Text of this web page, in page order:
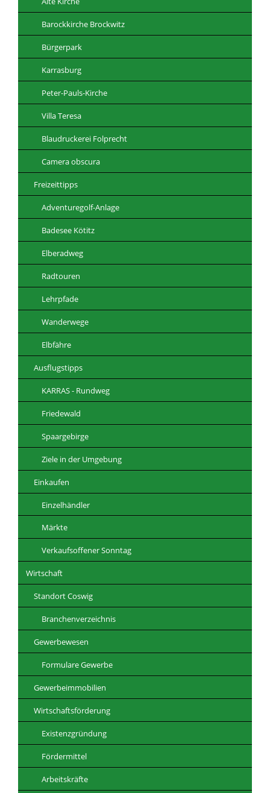
Barockkirche Brockwitz
Bürgerpark
Karrasburg
Peter-Pauls-Kirche
Villa Teresa
Blaudruckerei Folprecht
Camera obscura
Freizeittipps
Adventuregolf-Anlage
Badesee Kötitz
Elberadweg
Radtouren
Lehrpfade
Wanderwege
Elbfähre
Ausflugstipps
KARRAS - Rundweg
Friedewald
Spaargebirge
Ziele in der Umgebung
Einkaufen
Einzelhändler
Märkte
Verkaufsoffener Sonntag
Wirtschaft
Standort Coswig
Branchenverzeichnis
Gewerbewesen
Formulare Gewerbe
Gewerbeimmobilien
Wirtschaftsförderung
Existenzgründung
Fördermittel
Arbeitskräfte